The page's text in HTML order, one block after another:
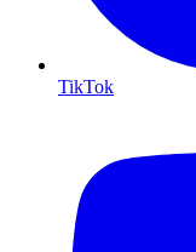
TikTok